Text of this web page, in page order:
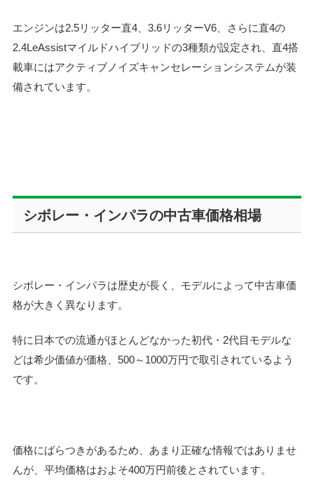
エンジンは2.5リッター直4、3.6リッターV6、さらに直4の
2.4LeAssistマイルドハイブリッドの3種類が設定され、直4搭
載車にはアクティブノイズキャンセレーションシステムが装
備されています。
シボレー・インパラの中古車価格相場
シボレー・インパラは歴史が長く、モデルによって中古車価
格が大きく異なります。
特に日本での流通がほとんどなかった初代・2代目モデルな
どは希少価値が価格、500～1000万円で取引されているよう
です。
価格にばらつきがあるため、あまり正確な情報ではありませ
んが、平均価格はおよそ400万円前後とされています。